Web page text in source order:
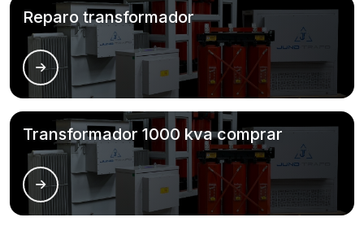
Reparo transformador
Transformador 1000 kva comprar